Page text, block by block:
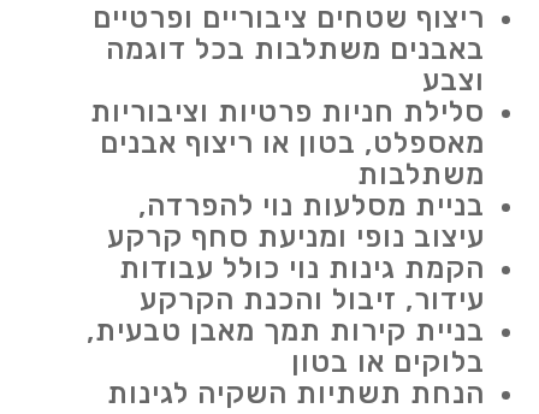
ריצוף שטחים ציבוריים ופרטיים
באבנים משתלבות בכל דוגמה
וצבע
סלילת חניות פרטיות וציבוריות
מאספלט, בטון או ריצוף אבנים
משתלבות
בניית מסלעות נוי להפרדה,
עיצוב נופי ומניעת סחף קרקע
הקמת גינות נוי כולל עבודות
עידור, זיבול והכנת הקרקע
בניית קירות תמך מאבן טבעית,
בלוקים או בטון
הנחת תשתיות השקיה לגינות